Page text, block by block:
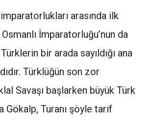
arasında ilk
İmparatorluğu’nun da
bir arada sayıldığı ana
Türklüğün son zor
Savaşı başlarken büyük Türk
Gökalp, Turanı şöyle tarif